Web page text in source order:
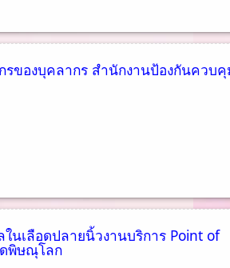
ของบุคลากร สำนักงานป้องกันควบ
นเลือดปลายนิ้วงานบริการ Point of
ดพิษณุโลก